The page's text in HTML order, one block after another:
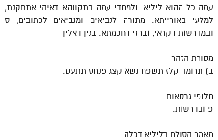
עמה כל ההוא ליליא. ולמחדי עמה בתקונהא דאיהי אתתקנת,
למלעי באורייתא. מתורה לנביאים ומנביאים לכתובים, ס
ובמדרשות דקראי, וברזי דחכמתא. בגין דאלין
מסורת הזהר
ב) תרומה קלז תשפח נשא קצג פנחס תתעט.
חלופי גרסאות
פ ובדרשות.
מאמר הסולם בליליא דכלה